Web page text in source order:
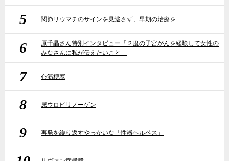
5 関節リウマチのサインを見逃さず、早期の治療を
6
原千晶さん特別インタビュー「２度の子宮がんを経験して女性の
みなさんに私が伝えたいこと」
7 心筋梗塞
8 尿ウロビリノーゲン
9 再発を繰り返すやっかいな「性器ヘルペス」